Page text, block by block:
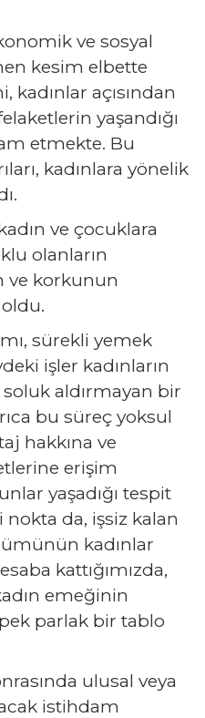
ve sosyal
kesim elbette
kadınlar açısından
yaşandığı
etmekte. Bu
kadınlara yönelik
ve çocuklara
olanların
ve korkunun
sürekli yemek
işler kadınların
soluk aldırmayan bir
bu süreç yoksul
hakkına ve
erişim
yaşadığı tespit
da, işsiz kalan
kadınlar
kattığımızda,
emeğinin
parlak bir tablo
ulusal veya
istihdam